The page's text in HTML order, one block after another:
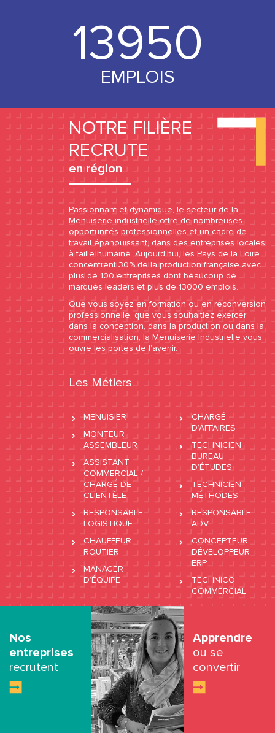
14000
EMPLOIS
NOTRE FILIÈRE
RECRUTE
en région
Passionnant et dynamique, le secteur de la
Menuiserie industrielle offre de nombreuses
opportunités professionnelles et un cadre de
travail épanouissant, dans des entreprises locales
à taille humaine. Aujourd’hui, les Pays de la Loire
concentrent 30% de la production française avec
plus de 100 entreprises dont beaucoup de
marques leaders et plus de 13000 emplois.
Que vous soyez en formation ou en reconversion
professionnelle, que vous souhaitiez exercer
dans la conception, dans la production ou dans la
commercialisation, la Menuiserie Industrielle vous
ouvre les portes de l’avenir.
Les Métiers
MENUISIER
MONTEUR
ASSEMBLEUR
ASSISTANT
COMMERCIAL /
CHARGÉ DE
CLIENTÈLE
RESPONSABLE
LOGISTIQUE
CHAUFFEUR
ROUTIER
MANAGER
D’ÉQUIPE
CHARGÉ
D’AFFAIRES
TECHNICIEN
BUREAU
D’ÉTUDES
TECHNICIEN
MÉTHODES
RESPONSABLE
ADV
CONCEPTEUR
DÉVELOPPEUR
ERP
TECHNICO
COMMERCIAL
Nos
entreprises
recrutent
Apprendre
ou se
convertir